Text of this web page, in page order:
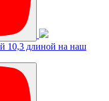
10,3 длиной на наш